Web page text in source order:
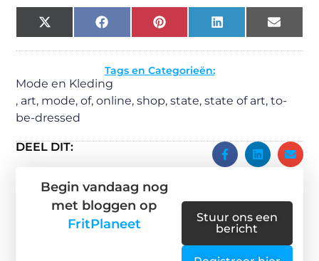
X
(Twitter)
FacebookPinterestLinkedIn Email
Tags en Categorieën:
Mode en Kleding
, art, mode,of,online,shop,state,state of art,to-
be-dressed
DEEL DIT:
Begin vandaag nog
met bloggen op
FritPlaneet
Stuur ons een
bericht